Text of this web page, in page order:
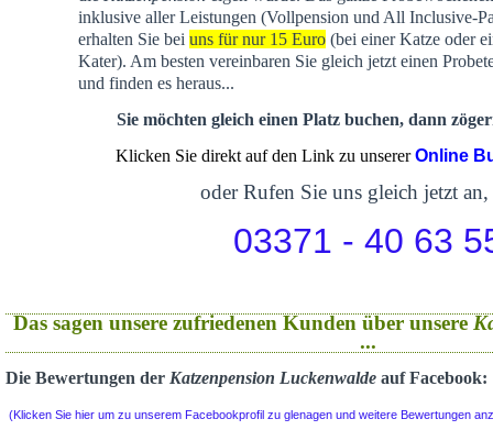
inklusive aller Leistungen (Vollpension und All Inclusive-
erhalten Sie bei uns für nur 15 Euro(bei einer Katze oder
Kater). Am besten vereinbaren Sie gleich jetzt einen
und finden es heraus...
Sie möchten gleich einen Platz buchen, dann
Klicken Sie direkt auf den Link zu unsererOnline
oder Rufen Sie uns gleich jetzt an,
03371 - 40 63
Das sagen unsere zufriedenen Kunden über unsere
...
Die Bewertungen der Katzenpension Luckenwalde auf Facebook:
(Klicken Sie hier um zu unserem Facebookprofil zu glenagen und weitere Bewertungen